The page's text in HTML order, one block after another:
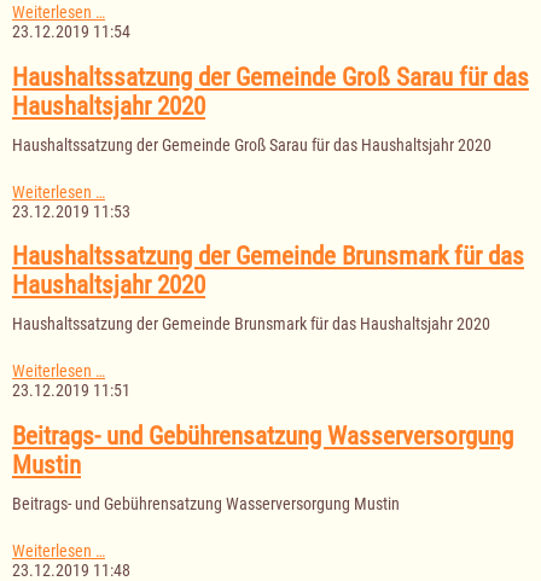
Weiterlesen …Haushaltssatzung
der
Gemeinde
Seedorf
für
Haushaltsjahr
23.12.2019 11:54
Haushaltssatzung der Gemeinde Groß Sarau für das
Haushaltsjahr 2020
Haushaltssatzung der Gemeinde Groß Sarau für das Haushaltsjahr 2020
Weiterlesen …
der
Groß
Sarau
für
Haushaltsjahr
23.12.2019 11:53
Haushaltssatzung der Gemeinde Brunsmark für das
Haushaltsjahr 2020
Haushaltssatzung der Gemeinde Brunsmark für das Haushaltsjahr 2020
Weiterlesen …Haushaltssatzung
der
Brunsmark
für
2020
23.12.2019 11:51
Beitrags- und Gebührensatzung Wasserversorgung
Mustin
Beitrags- und Gebührensatzung Wasserversorgung Mustin
Weiterlesen …
und
23.12.2019 11:48